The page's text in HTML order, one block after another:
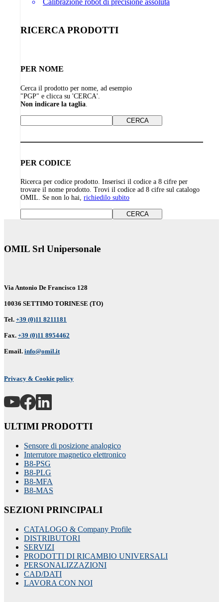
Calibrazione robot di precisione assoluta
RICERCA PRODOTTI
PER NOME
Cerca il prodotto per nome, ad esempio
"PGP" e clicca su 'CERCA'.
Non indicare la taglia
PER CODICE
Ricerca per codice prodotto. Inserisci il codice a 8 cifre per
trovare il nome prodotto. Trovi il codice ad 8 cifre sul catalogo
OMIL. Se non lo hai, richiedilo subito
OMIL Srl Unipersonale
Via Antonio De Francisco 128
10036 SETTIMO TORINESE (TO)
Tel. +39 (0)11 8211181
Fax. +39 (0)11 8954462
Email. info@omil.it
Privacy & Cookie policy
ULTIMI PRODOTTI
Sensore di posizione analogico
Interrutore magnetico elettronico
B8-PSG
B8-PLG
B8-MFA
B8-MAS
SEZIONI PRINCIPALI
CATALOGO & Company Profile
DISTRIBUTORI
SERVIZI
PRODOTTI DI RICAMBIO UNIVERSALI
PERSONALIZZAZIONI
CAD/DATI
LAVORA CON NOI